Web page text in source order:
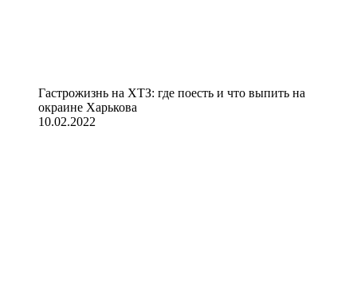
Гастрожизнь на ХТЗ: где поесть и что выпить на
окраине Харькова
10.02.2022